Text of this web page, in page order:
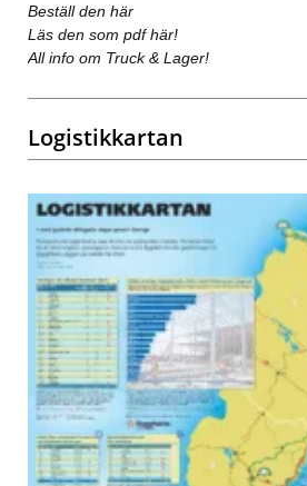
Beställ den här
Läs den som pdf här!
All info om Truck & Lager!
Logistikkartan